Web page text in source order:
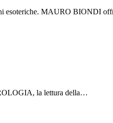
esoteriche. MAURO BIONDI
la lettura della…